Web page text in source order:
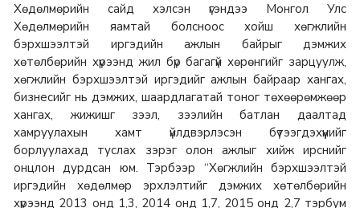
Хөдөлмөрийн сайд хэлсэн үгэндээ Монгол Улс
Хөдөлмөрийн яамтай болсноос хойш хөгжлийн
бэрхшээлтэй иргэдийн ажлын байрыг дэмжих
хөтөлбөрийн хүрээнд жил бүр багагүй хөрөнгийг зарцуулж,
хөгжлийн бэрхшээлтэй иргэдийг ажлын байраар хангах,
бизнесийг нь дэмжих, шаардлагатай тоног төхөөрөмжөөр
хангах, жижишг зээл, зээлийн батлан даалтад
хамруулахын хамт үйлдвэрлэсэн бүтээгдэхүүнийг
борлуулахад туслах зэрэг олон ажлыг хийж ирснийг
онцлон дурдсан юм. Тэрбээр “Хөгжлийн бэрхшээлтэй
иргэдийн хөдөлмөр эрхлэлтийг дэмжих хөтөлбөрийн
хүрээнд 2013 онд 1,3, 2014 онд 1,7, 2015 онд 2,7 тэрбум